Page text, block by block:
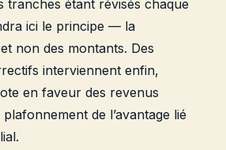
tranches étant révisés chaque
ici le principe — la
non des montants. Des
interviennent enfin,
en faveur des revenus
de l’avantage lié